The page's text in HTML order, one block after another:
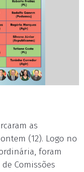
as
(12). Logo no
foram
Comissões